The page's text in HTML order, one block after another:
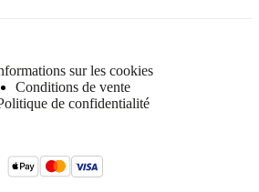
sur les cookies
Conditions de vente
de confidentialité